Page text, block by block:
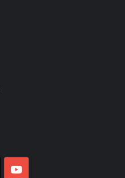
YouTube